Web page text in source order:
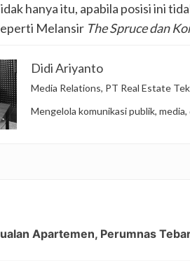
hanya itu, apabila posisi ini
Melansir The Spruce dan
Didi Ariyanto
Media Relations, PT Real Estate
Mengelola komunikasi publik,
Apartemen, Perumnas